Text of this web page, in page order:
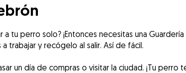
tu perro solo? ¡Entonces necesitas una
trabajar y recógelo al salir. Así de fácil.
un día de compras o visitar la ciudad. ¡Tu perro